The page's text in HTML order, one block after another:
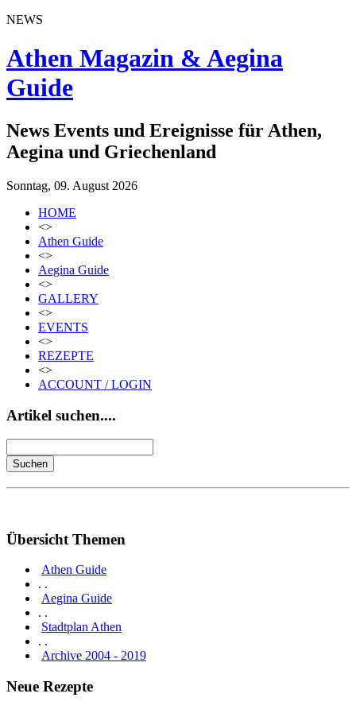
NEWS
Athen Magazin & Aegina
Guide
News Events und Ereignisse für Athen,
Aegina und Griechenland
Sonntag, 09. August 2026
HOME
<>
Athen Guide
<>
Aegina Guide
<>
GALLERY
<>
EVENTS
<>
REZEPTE
<>
ACCOUNT / LOGIN
Artikel suchen....
Übersicht Themen
Athen Guide
. .
Aegina Guide
. .
Stadtplan Athen
. .
Archive 2004 - 2019
Neue Rezepte